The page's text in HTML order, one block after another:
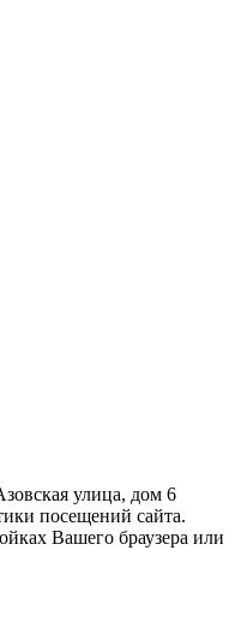
улица, дом 6
посещений сайта.
Вашего браузера или